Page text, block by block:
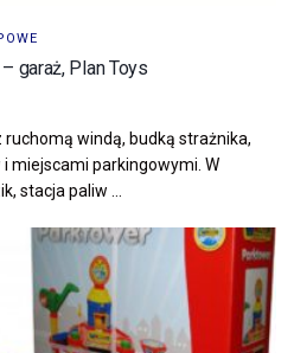
garaż, Plan Toys
windą, budką strażnika,
miejscami parkingowymi. W
stacja paliw ...